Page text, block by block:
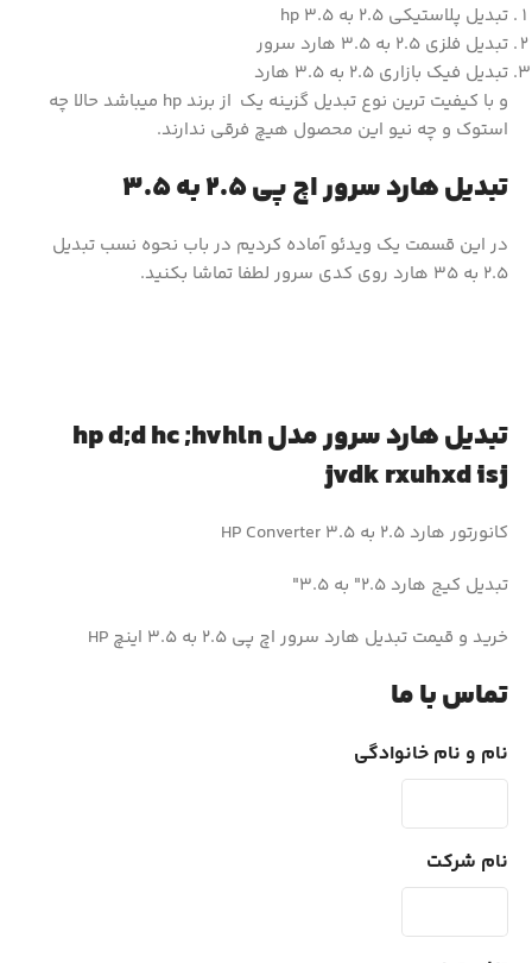
تبدیل پلاستیکی 2.5 به 3.5 hp
تبدیل فلزی 2.5 به 3.5 هارد سرور
تبدیل فیک بازاری 2.5 به 3.5 هارد
و با کیفیت ترین نوع تبدیل گزینه یک از برند hp میباشد حالا چه
استوک و چه نیو این محصول هیچ فرقی ندارند.
تبدیل هارد سرور اچ پی 2.5 به 3.5
در این قسمت یک ویدئو آماده کردیم در باب نحوه نسب تبدیل
2.5 به 35 هارد روی کدی سرور لطفا تماشا بکنید.
تبدیل هارد سرور مدل hp d;d hc ;hvhln
jvdk rxuhxd isj
کانورتور هارد 2.5 به 3.5 HP Converter
تبدیل کیج هارد 2.5″ به 3.5″
خرید و قیمت تبدیل هارد سرور اچ پی 2.5 به 3.5 اینچ HP
تماس با ما
نام و نام خانوادگی
نام شرکت